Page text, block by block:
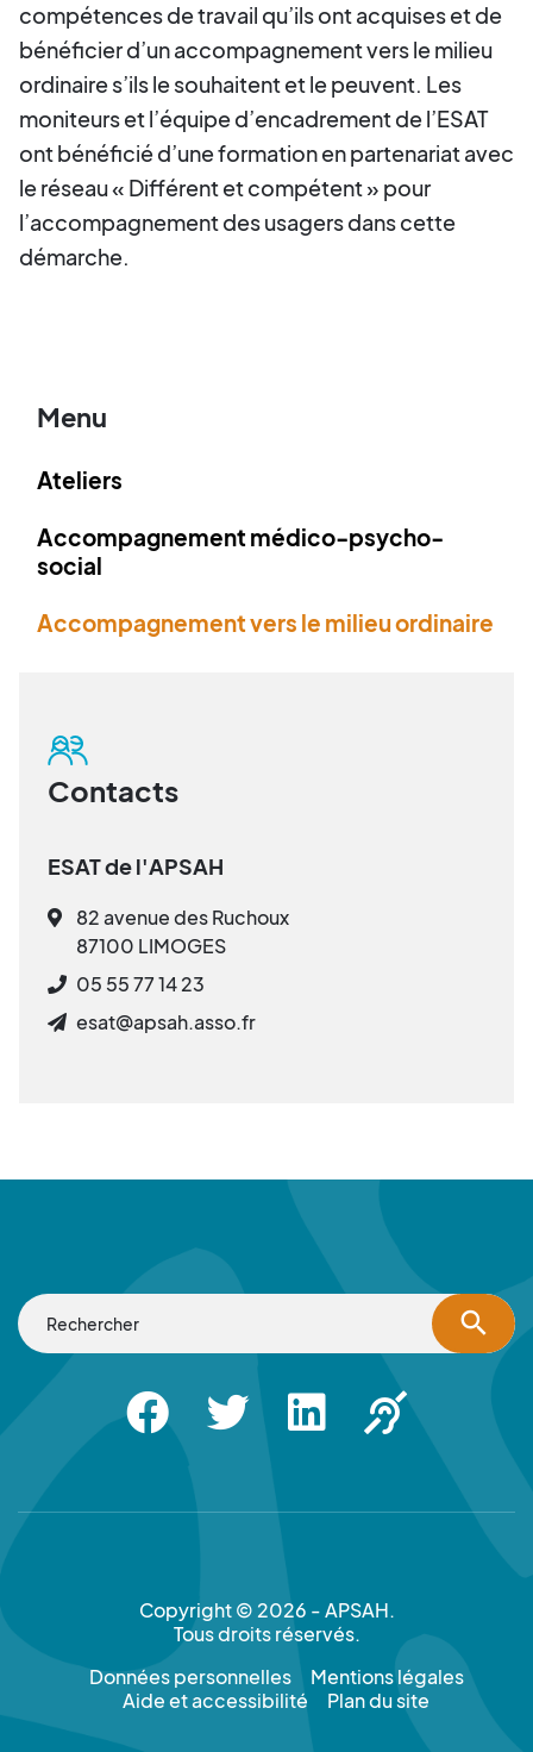
compétences de travail qu’ils ont acquises et de
bénéficier d’un accompagnement vers le milieu
ordinaire s’ils le souhaitent et le peuvent. Les
moniteurs et l’équipe d’encadrement de l’ESAT
ont bénéficié d’une formation en partenariat avec
le réseau « Différent et compétent » pour
l’accompagnement des usagers dans cette
démarche.
Menu
Ateliers
Accompagnement médico-psycho-
social
Accompagnement vers le milieu ordinaire
Contacts
ESAT de l'APSAH
82 avenue des Ruchoux
87100 LIMOGES
05 55 77 14 23
esat@apsah.asso.fr
search
FacebookTwitter LinkedinApsah Sourd
Copyright © 2026 - APSAH.
Tous droits réservés.
Données personnelles
Mentions légales
Aide et accessibilité
Plan du site